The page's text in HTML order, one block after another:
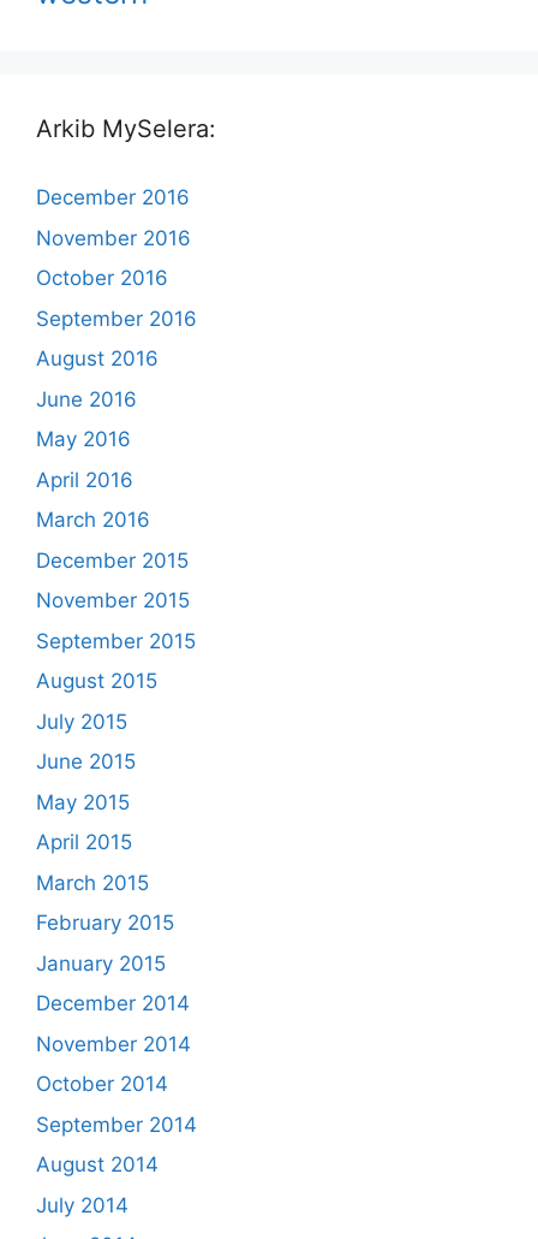
Arkib MySelera:
December 2016
November 2016
October 2016
September 2016
August 2016
June 2016
May 2016
April 2016
March 2016
December 2015
November 2015
September 2015
August 2015
July 2015
June 2015
May 2015
April 2015
March 2015
February 2015
January 2015
December 2014
November 2014
October 2014
September 2014
August 2014
July 2014